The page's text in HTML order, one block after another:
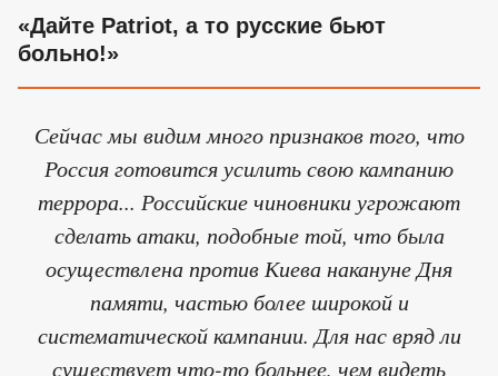
«Дайте Patriot, а то русские бьют
больно!»
Сейчас мы видим много признаков того, что
Россия готовится усилить свою кампанию
террора... Российские чиновники угрожают
сделать атаки, подобные той, что была
осуществлена против Киева накануне Дня
памяти, частью более широкой и
систематической кампании. Для нас вряд ли
существует что-то больнее, чем видеть